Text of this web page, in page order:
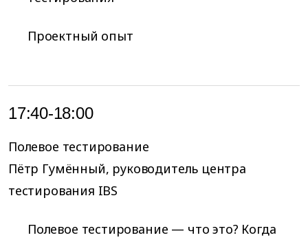
Проектный опыт
17:40-18:00
Полевое тестирование
Пётр Гумённый, руководитель центра
тестирования IBS
Полевое тестирование — что это? Когда